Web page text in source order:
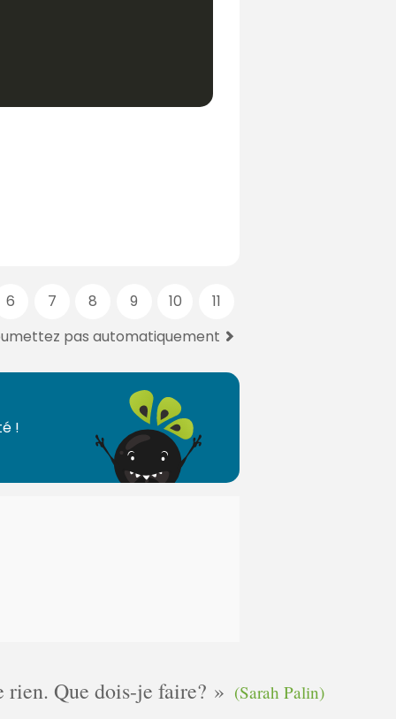
6 7 8 9 10
11
pas automatiquement
!
rien. Que dois-je faire? (Sarah Palin)